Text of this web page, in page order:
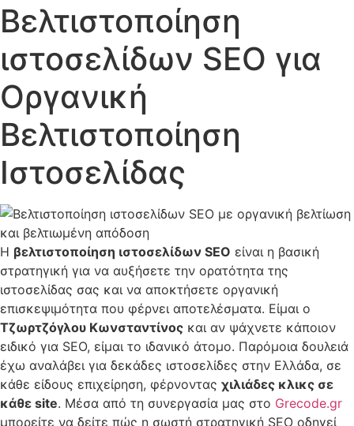
Βελτιστοποίηση
ιστοσελίδων SEO για
Οργανική
Βελτιστοποίηση
Ιστοσελίδας
Η βελτιστοποίηση ιστοσελίδων SEO είναι η βασική
στρατηγική για να αυξήσετε την ορατότητα της
ιστοσελίδας σας και να αποκτήσετε οργανική
επισκεψιμότητα που φέρνει αποτελέσματα. Είμαι ο
Τζωρτζόγλου Κωνσταντίνος και αν ψάχνετε κάποιον
ειδικό για SEO, είμαι το ιδανικό άτομο. Παρόμοια δουλειά
έχω αναλάβει για δεκάδες ιστοσελίδες στην Ελλάδα, σε
κάθε είδους επιχείρηση, φέρνοντας χιλιάδες κλικς σε
κάθε site. Μέσα από τη συνεργασία μας στο Grecode.gr
μπορείτε να δείτε πώς η σωστή στρατηγική SEO οδηγεί